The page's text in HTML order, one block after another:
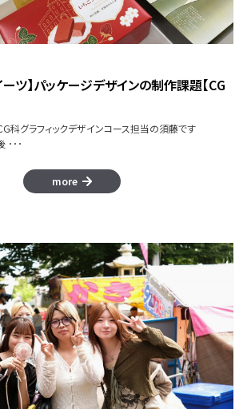
ツ】パッケージデザインの制作課題【CG
科グラフィックデザインコース担当の須藤です
･･･
more